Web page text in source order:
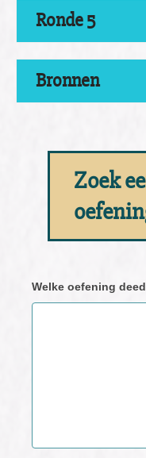
Ronde 5
Bronnen
Zoek
Neem
Welke oefening